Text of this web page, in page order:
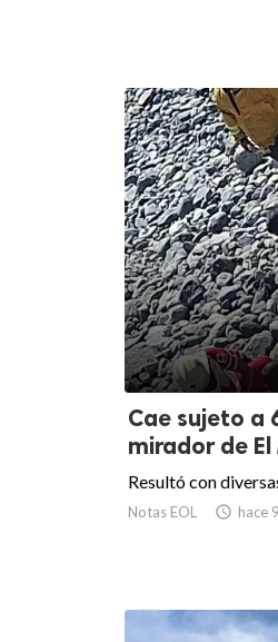
Cae sujeto a
mirador de El
Resultó con
Notas EOL  hace